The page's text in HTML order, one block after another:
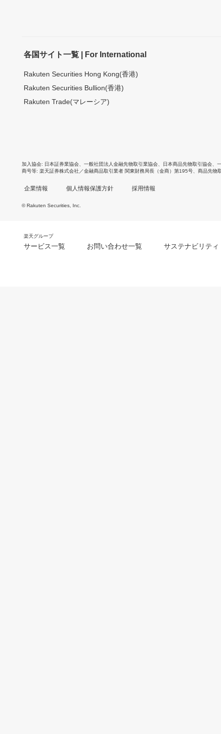
各国サイト一覧 | For International
Rakuten Securities Hong Kong(香港)
Rakuten Securities Bullion(香港)
Rakuten Trade(マレーシア)
加入協会 日本証券業協会 一般社団法人金融先物取引業協会 日本商品先物取引協会
商号等 楽天証券株式会社／金融商品取引業者 関東財務局長（金商）第195号、商品先物
企業情報 個人情報保護方針 採用情報
© Rakuten Securities, Inc.
楽天グループ
サービス一覧 お問い合わせ一覧 サステナビリティ